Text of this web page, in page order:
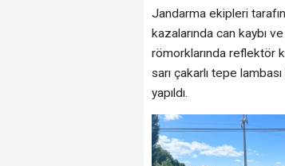
Jandarma ekipleri
kazalarında can kaybı
römorklarında reflektör
sarı çakarlı tepe
yapıldı.